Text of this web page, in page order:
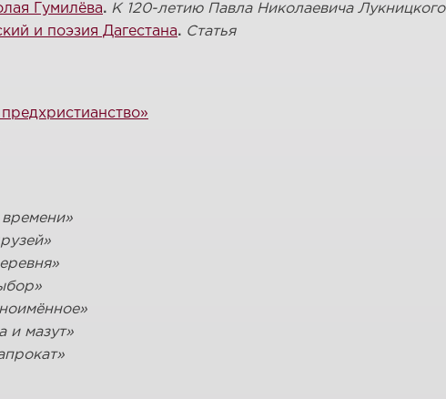
Гумилёва. К 120-летию Павла Николаевича Лукницкого
и поэзия Дагестана. Статья
и мазут»